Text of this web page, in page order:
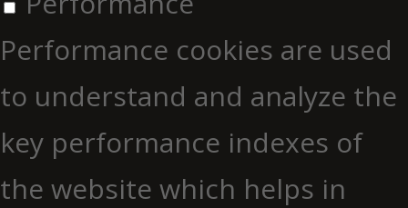
Performance cookies are used
to understand and analyze the
key performance indexes of
the website which helps in